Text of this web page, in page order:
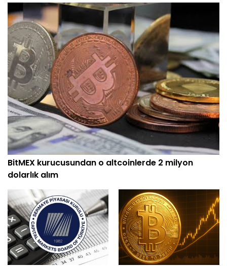
BitMEX kurucusundan o altcoinlerde 2 milyon
dolarlık alım